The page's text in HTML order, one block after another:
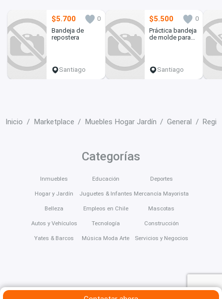
$5.700
0
Bandeja de
repostera
Santiago
$5.500
0
Práctica bandeja
de molde paraa
Santiago
Inicio Marketplace Muebles Hogar Jardín General
Categorías
Inmuebles
Hogar y Jardín
Belleza
Autos y Vehículos
Yates & Barcos
Educación
Juguetes & Infantes
Empleos en Chile
Tecnología
Música Moda Arte
Deportes
Mercancía Mayorista
Mascotas
Construcción
Servicios y Negocios